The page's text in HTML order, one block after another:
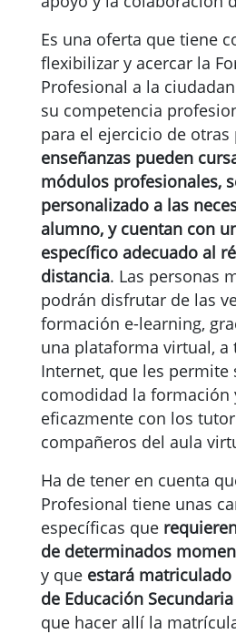
Es una oferta que tiene
flexibilizar y acercar la
Profesional a la
su competencia
para el ejercicio de otras
enseñanzas pueden
módulos profesionales,
personalizado a las
alumno, y cuentan con
específico adecuado al
distancia. Las personas
podrán disfrutar de las
formación e-learning,
una plataforma virtual, a
Internet, que les permite
comodidad la formación
eficazmente con los
compañeros del aula
Ha de tener en cuenta
Profesional tiene unas
específicas que
de determinados
y que estará
de Educación
que hacer allí la